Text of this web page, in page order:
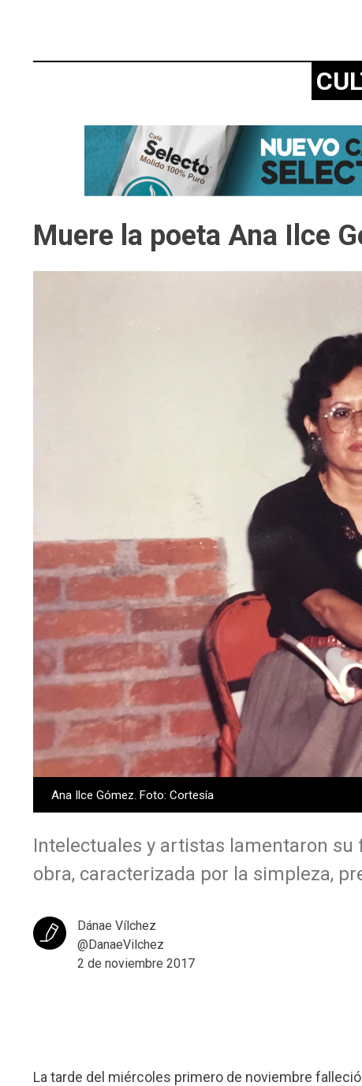
Muere la poeta Ana Ilce
Ana Ilce Gómez. Foto: Cortesía
Intelectuales y artistas lamentaron
obra, caracterizada por la simpleza,
Dánae Vílchez
@DanaeVilchez
2 de noviembre 2017
La tarde del miércoles primero de noviembre